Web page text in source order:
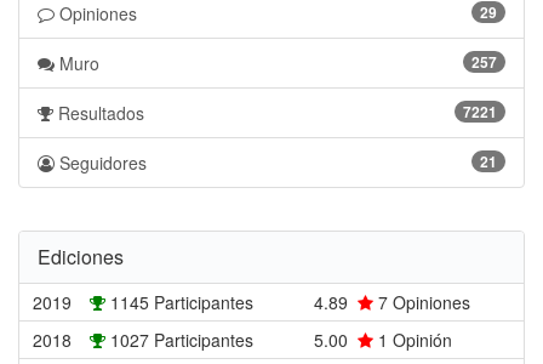
29
Opiniones
257
Muro
7221
Resultados
21
Seguidores
Ediciones
2019 1145 Participantes 4.89 7 Opiniones
2018
1027 Participantes 5.00 1 Opinión